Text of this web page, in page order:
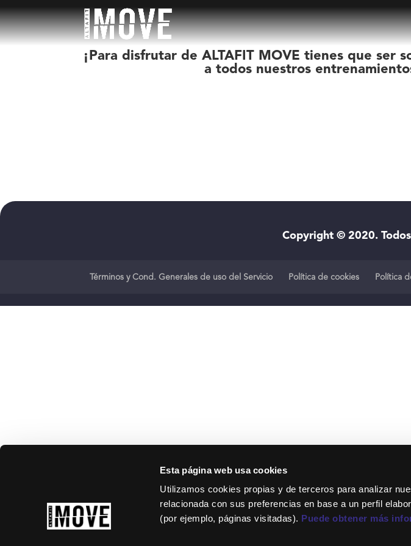
Esta página web usa cookies
Utilizamos cookies propias y de terceros para analizar
relacionada con sus preferencias en base a un perfil
(por ejemplo, páginas visitadas). Puede obtener más
¡Para disfrutar de ALTAFIT MOVE tienes que ser
a todos nuestros
Copyright © 2020.
Términos y Cond. Generales de uso del Servicio Política de cookies Política